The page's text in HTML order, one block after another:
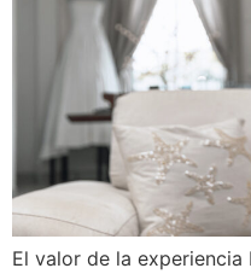
El valor de la experiencia